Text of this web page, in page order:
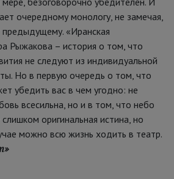
очередному монологу, не замечая,
«Иранская
Рыжакова – история о том, что
не следуют из индивидуальной
Но в первую очередь о том, что
убедить вас в чем угодно: не
всесильна, но и в том, что небо
оригинальная истина, но
можно всю жизнь ходить в театр.